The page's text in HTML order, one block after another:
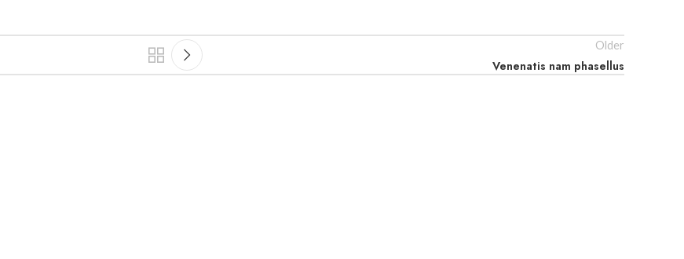
Older
Venenatis nam phasellus